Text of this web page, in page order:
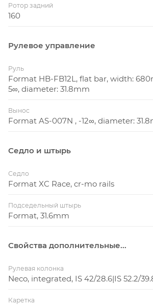
Ротор задний
160
Рулевое управление
Руль
Format HB-FB12L, flat bar, width:
5∞, diameter: 31.8mm
Вынос
Format AS-007N , -12∞, diameter:
Седло и штырь
Седло
Format XC Race, cr-mo rails
Подседельный штырь
Format, 31.6mm
Свойства дополнительные...
Рулевая колонка
Neco, integrated, IS 42/28.6|IS 52.2/
Каретка